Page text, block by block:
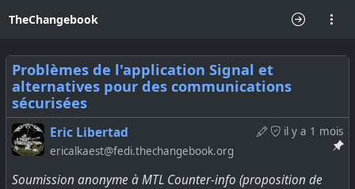
TheChangebook
Problèmes de l'application Signal et
alternatives pour des communications
sécurisées
il y a 1 mois
Eric Libertad
ericalkaest@fedi.thechangebook.org
Soumission anonyme à MTL Counter-info (proposition de